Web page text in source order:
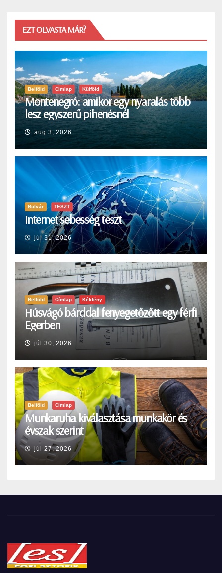
EZT OLVASTA MÁR?
Belföld Címlap Külföld
Montenegró: amikor egy nyaralás több
lesz egyszerű pihenésnél
aug 3, 2026
Bulvár TESZT
Internet sebesség teszt
júl 31, 2026
Belföld Címlap Kékfény
Húsvágó bárddal fenyegetőzőtt egy férfi
Egerben
júl 30, 2026
Belföld Címlap
Munkaruha kiválasztása munkakör és
évszak szerint
júl 27, 2026